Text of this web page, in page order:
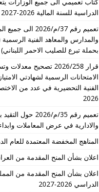
الدراسية للسنة المالية 2026-2027 في الهند
تعميم رقم 37/م/
والمدارس والمعاهد الفنية
بحملة تبرع للصليب الاحمر اللبناني)
قرار 2026/258 تصحيح
الامتحانات الرسمية لشهادتي
الفنية التحضيرية في عدد من
2026
تعميم رقم 35/م/2026
والادارية في عرض المعاملات
المناهج المخفضة المعتمدة للعام الدراسي
اعلان بشأن المنح المقدمة من
اعلان بشأن المنح المقدمة من
الدراسي 2026-2027